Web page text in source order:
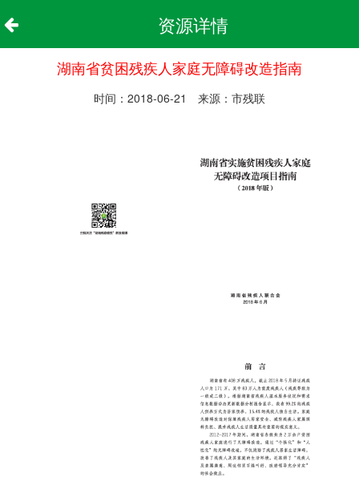
资源详情
湖南省贫困残疾人家庭无障碍改造指南
时间：2018-06-21 来源：市残联